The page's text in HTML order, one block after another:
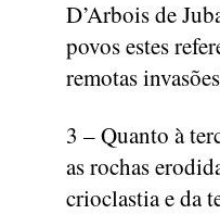
D’Arbois de
povos estes
remotas
3 – Quanto à
as rochas
crioclastia e da